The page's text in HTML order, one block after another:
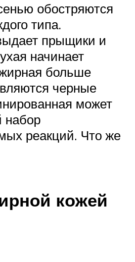
обостряются
типа.
прыщики и
начинает
больше
черные
может
набор
реакций. Что же
кожей